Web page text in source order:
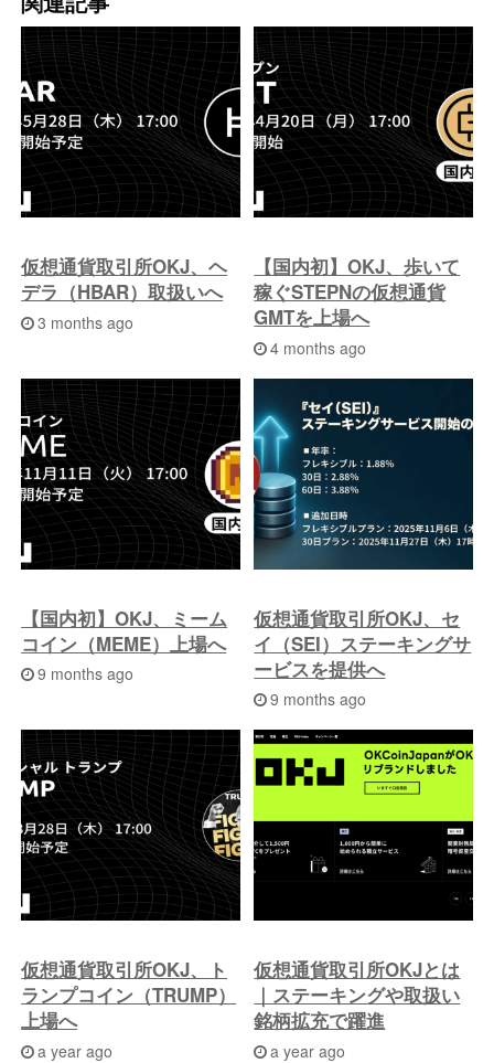
の
投
稿
へ
仮想通貨取引所OKJ、ヘ
デラ（HBAR）取扱いへ
3 months ago
【国内初】OKJ、歩いて
稼ぐSTEPNの仮想通貨
GMTを上場へ
4 months ago
【国内初】OKJ、ミーム
コイン（MEME）上場へ
9 months ago
仮想通貨取引所OKJ、セ
イ（SEI）ステーキングサ
ービスを提供へ
9 months ago
仮想通貨取引所OKJ、ト
ランプコイン（TRUMP）
上場へ
a year ago
仮想通貨取引所OKJとは
｜ステーキングや取扱い
銘柄拡充で躍進
a year ago